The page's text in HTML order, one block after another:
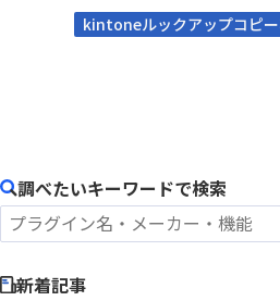
kintoneルックアップコピ
調べたいキーワードで検索
新着記事